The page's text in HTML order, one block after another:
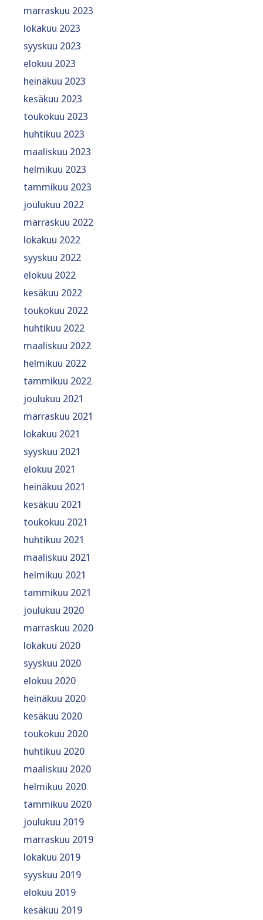
marraskuu 2023
lokakuu 2023
syyskuu 2023
elokuu 2023
heinäkuu 2023
kesäkuu 2023
toukokuu 2023
huhtikuu 2023
maaliskuu 2023
helmikuu 2023
tammikuu 2023
joulukuu 2022
marraskuu 2022
lokakuu 2022
syyskuu 2022
elokuu 2022
kesäkuu 2022
toukokuu 2022
huhtikuu 2022
maaliskuu 2022
helmikuu 2022
tammikuu 2022
joulukuu 2021
marraskuu 2021
lokakuu 2021
syyskuu 2021
elokuu 2021
heinäkuu 2021
kesäkuu 2021
toukokuu 2021
huhtikuu 2021
maaliskuu 2021
helmikuu 2021
tammikuu 2021
joulukuu 2020
marraskuu 2020
lokakuu 2020
syyskuu 2020
elokuu 2020
heinäkuu 2020
kesäkuu 2020
toukokuu 2020
huhtikuu 2020
maaliskuu 2020
helmikuu 2020
tammikuu 2020
joulukuu 2019
marraskuu 2019
lokakuu 2019
syyskuu 2019
elokuu 2019
kesäkuu 2019